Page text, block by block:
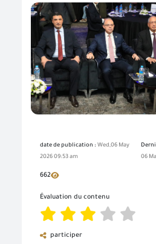
date de publication : Wed,06 May
2026 09:53 am
06
662
Évaluation du contenu
participer